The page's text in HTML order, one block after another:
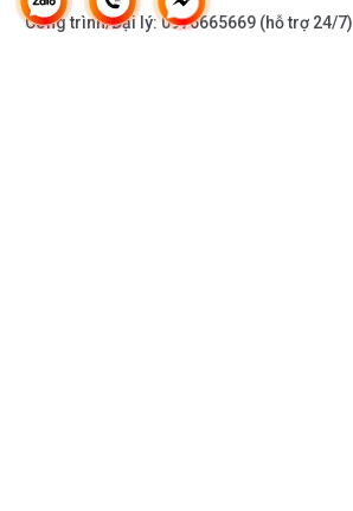
Công trình/Đại lý:0976665669 (hỗ trợ 24/7)